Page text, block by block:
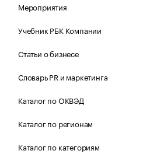
Мероприятия
Учебник РБК Компании
Статьи о бизнесе
Словарь PR и маркетинга
Каталог по ОКВЭД
Каталог по регионам
Каталог по категориям